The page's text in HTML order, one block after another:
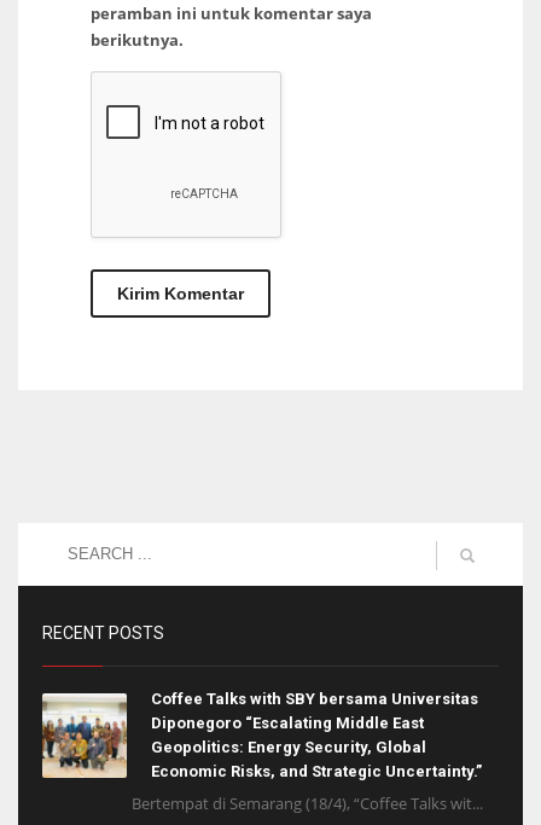
peramban ini untuk komentar saya
berikutnya.
RECENT POSTS
Coffee Talks with SBY bersama Universitas
Diponegoro “Escalating Middle East
Geopolitics: Energy Security, Global
Economic Risks, and Strategic Uncertainty.”
Bertempat di Semarang (18/4), “Coffee Talks wit...